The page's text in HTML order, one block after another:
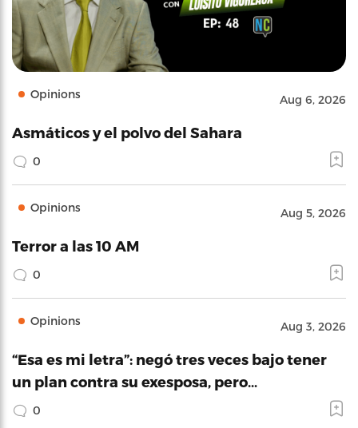
Opinions Aug 6, 2026
Asmáticos y el polvo del Sahara
0
Opinions Aug 5, 2026
Terror a las 10 AM
0
Opinions Aug 3, 2026
“Esa es mi letra”: negó tres veces bajo tener
un plan contra su exesposa, pero…
0